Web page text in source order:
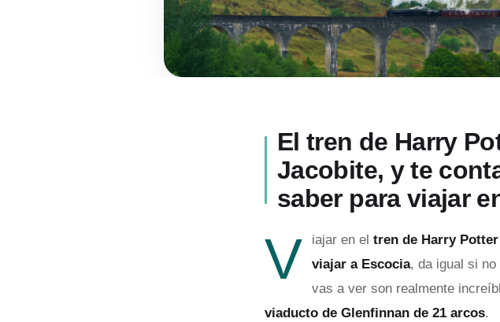
El tren de Harry
Jacobite, y te
saber para viajar
V iajar en el tren de Harry Potter
viajar a Escocia, da igual si
vas a ver son realmente
viaducto de Glenfinnan de 21 arcos.